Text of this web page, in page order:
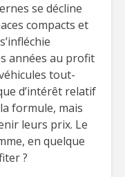
se décline
compacts et
années au profit
tout-
d’intérêt relatif
formule, mais
leurs prix. Le
en quelque
?